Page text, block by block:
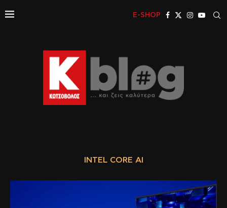
E-SHOP
INTEL CORE AI